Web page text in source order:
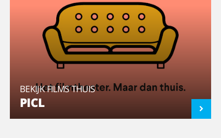
BEKIJK FILMS THUIS
PICL